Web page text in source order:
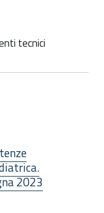
tecnici
2023